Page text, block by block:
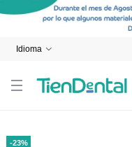
Idioma
-23%